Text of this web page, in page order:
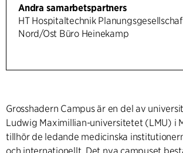
Andra samarbetspartners
HT Hospitaltechnik
Nord/Ost Büro Heinekamp
Grosshadern Campus är en del av
Ludwig Maximillian-universitetet (LMU) i
tillhör de ledande medicinska